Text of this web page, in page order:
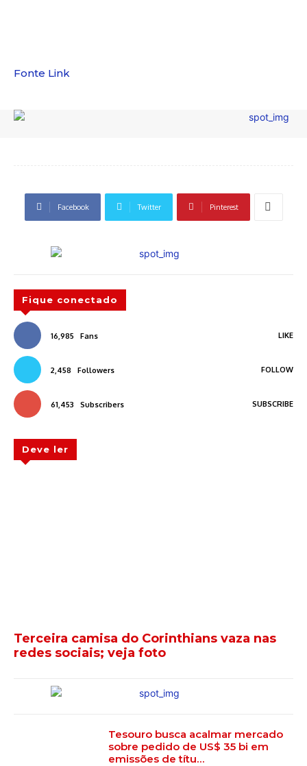
Fonte Link
Facebook Twitter Pinterest
Fique conectado
16,985 Fans LIKE
2,458 Followers FOLLOW
61,453 Subscribers SUBSCRIBE
Deve ler
Terceira camisa do Corinthians vaza nas
redes sociais; veja foto
Tesouro busca acalmar mercado
sobre pedido de US$ 35 bi em
emissões de títu…